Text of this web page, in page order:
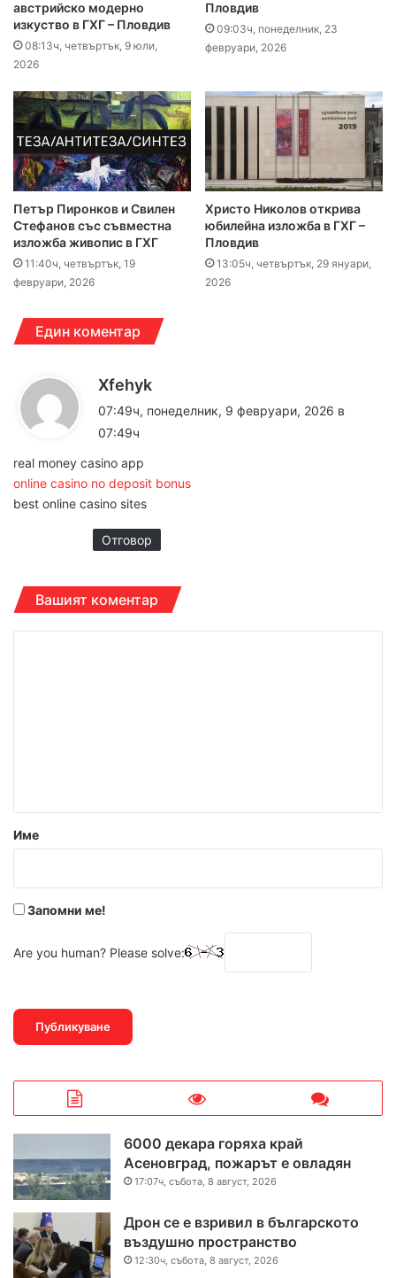
австрийско модерно
изкуство в ГХГ – Пловдив
08:13ч, четвъртък, 9 юли,
2026
Пловдив
09:03ч, понеделник, 23
февруари, 2026
Петър Пиронков и Свилен
Стефанов със съвместна
изложба живопис в ГХГ
11:40ч, четвъртък, 19
февруари, 2026
Христо Николов открива
юбилейна изложба в ГХГ –
Пловдив
13:05ч, четвъртък, 29 януари,
2026
Един коментар
Xfehyk
07:49ч, понеделник, 9 февруари, 2026 в
07:49ч
real money casino app
online casino no deposit bonus
best online casino sites
Отговор
Вашият коментар
р
Име
Запомни ме!
Are you human? Please solve:
6000 декара горяха край
Асеновград, пожарът е овладян
17:07ч, събота, 8 август, 2026
Дрон се е взривил в българското
въздушно пространство
12:30ч, събота, 8 август, 2026